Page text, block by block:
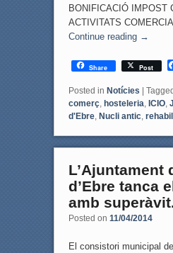
BONIFICACIÓ IMPOST
ACTIVITATS
Continue reading →
Share Post
Posted in Notícies Tagged
comerç, hosteleria, ICIO,
d'Ebre, Nucli antic,
L’Ajuntament
d’Ebre tanca
amb
Posted on 11/04/2014
El consistori municipal